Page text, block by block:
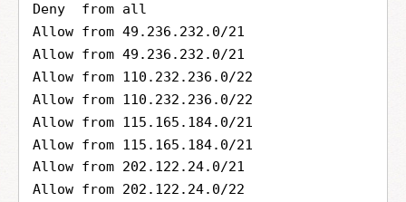
Deny  from all
Allow from 49.236.232.0/21
Allow from 49.236.232.0/21
Allow from 110.232.236.0/22
Allow from 110.232.236.0/22
Allow from 115.165.184.0/21
Allow from 115.165.184.0/21
Allow from 202.122.24.0/21
Allow from 202.122.24.0/22